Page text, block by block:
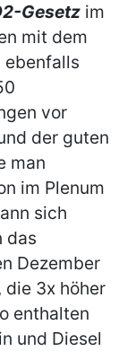
Gesetz im
mit dem
ebenfalls
vor
der guten
man
im Plenum
sich
das
Dezember
3x höher
enthalten
und Diesel